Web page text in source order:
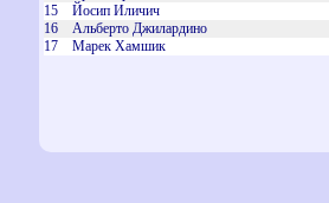
15
Йосип Иличич
16
Альберто Джилардино
17
Марек Хамшик